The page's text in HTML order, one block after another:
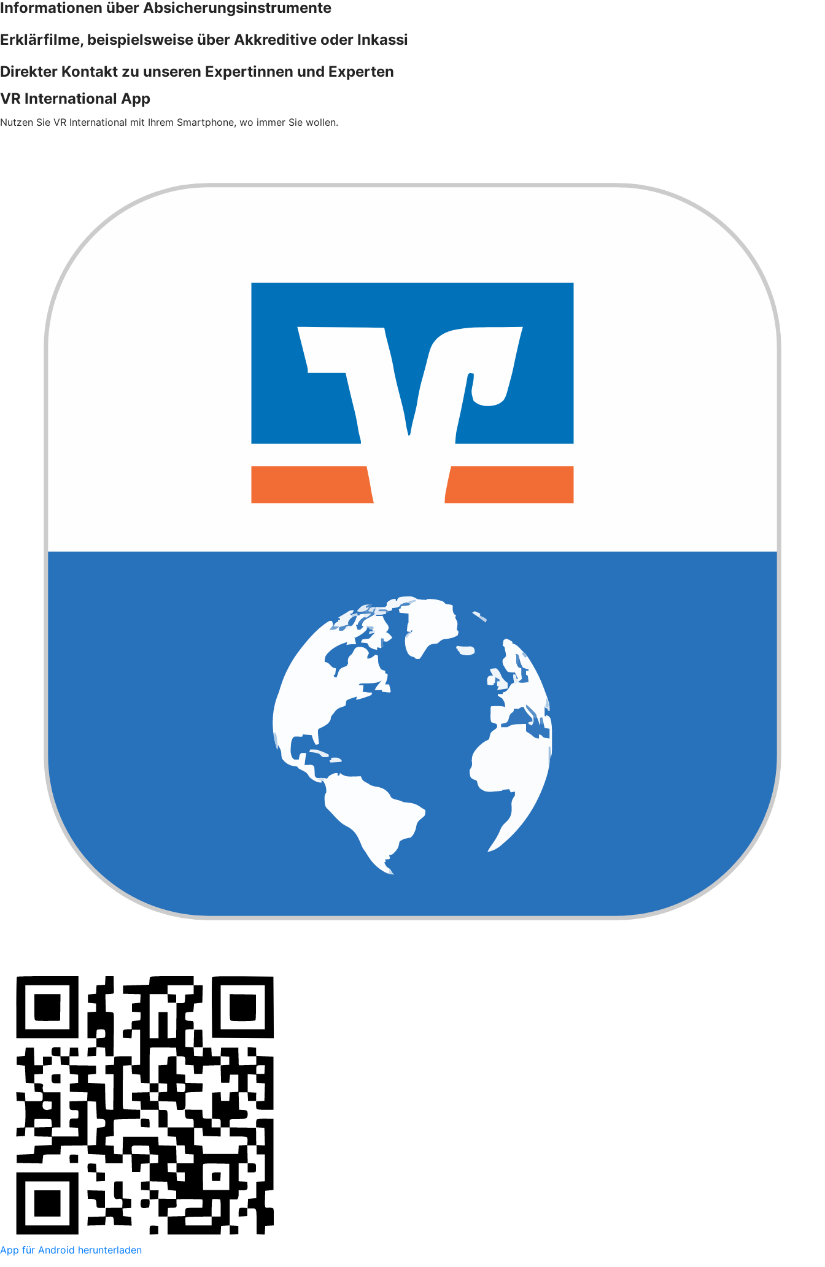
Informationen über Absicherungsinstrumente
Erklärfilme, beispielsweise über Akkreditive oder Inkassi
Direkter Kontakt zu unseren Expertinnen und Experten
VR International App
Nutzen Sie VR International mit Ihrem Smartphone, wo immer Sie wollen.
App für Android herunterladen